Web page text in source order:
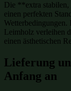
Die **extra
einen perfekten
Leimholz verleihen
einen ästhetischen
Lieferung
Anfang an